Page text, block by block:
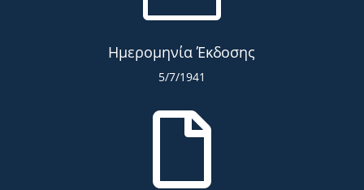
Ημερομηνία Έκδοσης
5/7/1941
